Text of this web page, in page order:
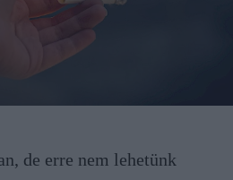
de erre nem lehetünk